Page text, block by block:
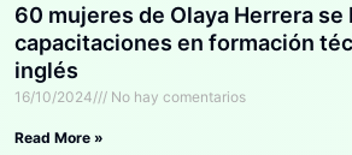
60 mujeres de Olaya Herrera
capacitaciones en formación
inglés
16/10/2024 No hay comentarios
Read More »